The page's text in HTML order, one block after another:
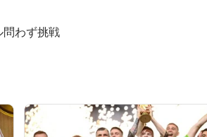
問わず挑戦